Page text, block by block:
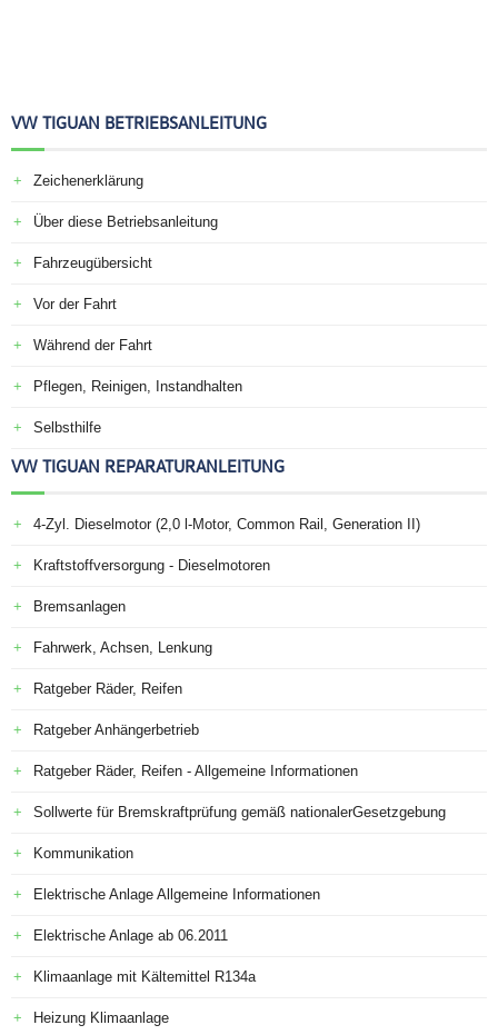
VW TIGUAN BETRIEBSANLEITUNG
Zeichenerklärung
Über diese Betriebsanleitung
Fahrzeugübersicht
Vor der Fahrt
Während der Fahrt
Pflegen, Reinigen, Instandhalten
Selbsthilfe
VW TIGUAN REPARATURANLEITUNG
4-Zyl. Dieselmotor (2,0 l-Motor, Common Rail, Generation II)
Kraftstoffversorgung - Dieselmotoren
Bremsanlagen
Fahrwerk, Achsen, Lenkung
Ratgeber Räder, Reifen
Ratgeber Anhängerbetrieb
Ratgeber Räder, Reifen - Allgemeine Informationen
Sollwerte für Bremskraftprüfung gemäß nationalerGesetzgebung
Kommunikation
Elektrische Anlage Allgemeine Informationen
Elektrische Anlage ab 06.2011
Klimaanlage mit Kältemittel R134a
Heizung Klimaanlage